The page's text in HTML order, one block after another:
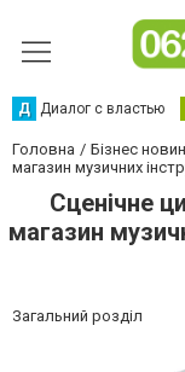
Д Диалог с властью
Головна Бізнес
магазин музичних
Сценічне
магазин
Загальний розділ